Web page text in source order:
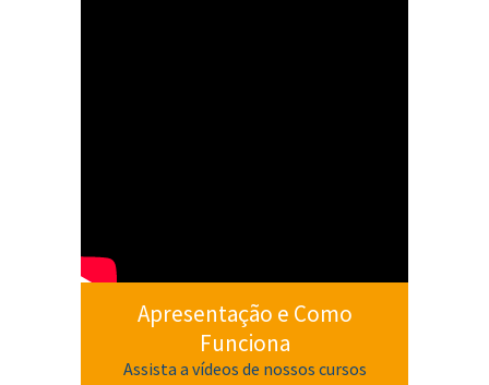
Apresentação e Como
Funciona
Assista a vídeos de nossos cursos